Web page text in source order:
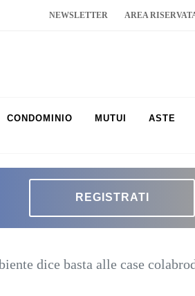
NEWSLETTER AREA
CONDOMINIO MUTUI ASTE
REGISTRATI
dice basta alle case